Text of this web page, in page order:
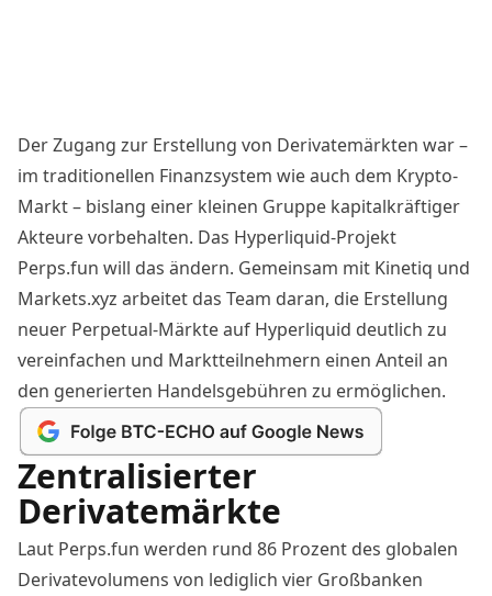
Der Zugang zur Erstellung von Derivatemärkten war –
im traditionellen Finanzsystem wie auch dem Krypto-
Markt – bislang einer kleinen Gruppe kapitalkräftiger
Akteure vorbehalten. Das Hyperliquid-Projekt
Perps.fun will das ändern. Gemeinsam mit Kinetiq und
Markets.xyz arbeitet das Team daran, die Erstellung
neuer Perpetual-Märkte auf Hyperliquid deutlich zu
vereinfachen und Marktteilnehmern einen Anteil an
den generierten Handelsgebühren zu ermöglichen.
Zentralisierter
Derivatemärkte
Laut Perps.fun werden rund 86 Prozent des globalen
Derivatevolumens von lediglich vier Großbanken